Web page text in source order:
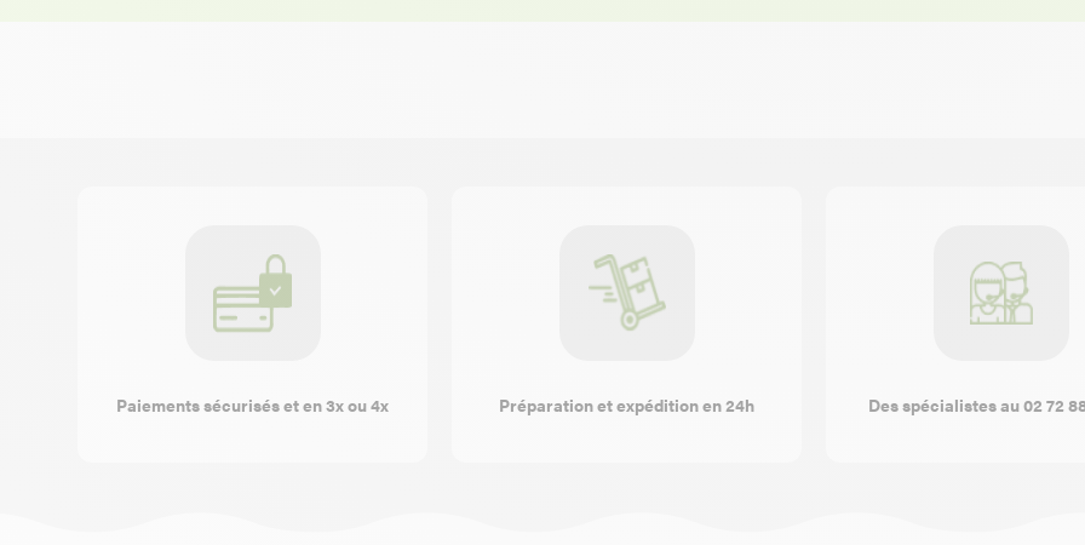
Paiements sécurisés et en 3x ou 4x Préparation et expédition en 24h Des spécialistes au 02 72